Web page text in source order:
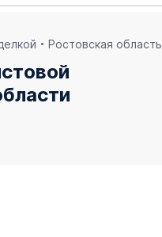
Ростовская область